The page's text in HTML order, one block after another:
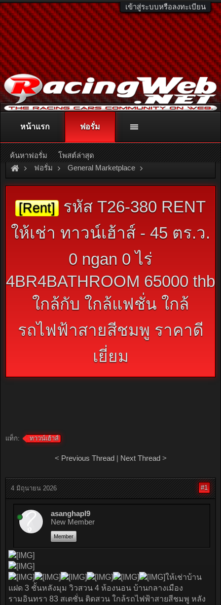
เข้าสู่ระบบหรือลงทะเบียน
ติดต่อลงโฆษณา racingweb@gmail.comหรือโทร. 081-811-1138
หรืออ่านรายละเอียดเพิ่มเติม คลิกที่นี่
ฟอรั่ม General Marketplace
สินค้าทั่วไป ไม่มีหมวดหมู่
[Rent] รหัส T26-380 RENT
ให้เช่า ทาวน์เฮ้าส์ - 45 ตร.ว.
0 ngan 0 ไร่
4BR4BATHROOM 65000 thb
ใกล้กับ ใกล้แฟชั่น ใกล้
รถไฟฟ้าสายสีชมพู ราคาดี
เยี่ยม
แท็ก: ทาวน์เฮ้าส์
< Previous Thread| Next Thread>
4 มิถุนายน 2026 #1
asanghapl9
New Member
Member
ให้เช่าบ้าน
แฝด 3 ชั้นหลังมุม วิวสวน 4 ห้องนอน บ้านกลางเมือง
รามอินทรา 83 สเตชั่น ติดสวน ใกล้รถไฟฟ้าสายสีชมพู หลัง
หน้าแรก ฟอรั่ม
ค้นหาฟอรั่ม โพสต์ล่าสุด